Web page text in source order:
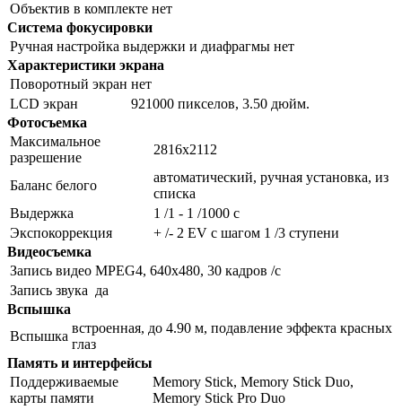
Объектив в комплекте нет
Система фокусировки
Ручная настройка выдержки и диафрагмы нет
Характеристики экрана
Поворотный экран нет
LCD экран
921000 пикселов, 3.50 дюйм.
Фотосъемка
Максимальное
разрешение
2816x2112
Баланс белого
автоматический, ручная установка, из
списка
Выдержка
1 /1 - 1 /1000 с
Экспокоррекция
+ /- 2 EV с шагом 1 /3 ступени
Видеосъемка
Запись видео MPEG4, 640x480, 30 кадров /с
Запись звука да
Вспышка
Вспышка
встроенная, до 4.90 м, подавление эффекта красных
глаз
Память и интерфейсы
Поддерживаемые
карты памяти
Memory Stick, Memory Stick Duo,
Memory Stick Pro Duo